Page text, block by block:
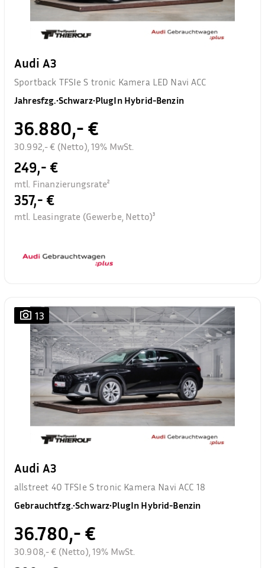
Audi A3
Sportback TFSIe S tronic Kamera LED Navi ACC
Jahresfzg.•Schwarz•PlugIn Hybrid-Benzin
36.880,- €
30.992,- € (Netto), 19% MwSt.
249,- €
mtl. Finanzierungsrate²
357,- €
mtl. Leasingrate (Gewerbe, Netto)³
13
Audi A3
allstreet 40 TFSIe S tronic Kamera Navi ACC 18
Gebrauchtfzg.•Schwarz•PlugIn Hybrid-Benzin
36.780,- €
30.908,- € (Netto), 19% MwSt.